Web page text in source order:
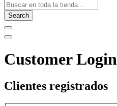
Search
Customer Login
Clientes registrados